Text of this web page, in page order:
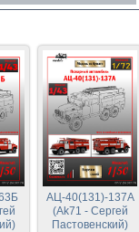
АЦ-40(131)-137A
(Ak71 - Сергей
Пастовенский)